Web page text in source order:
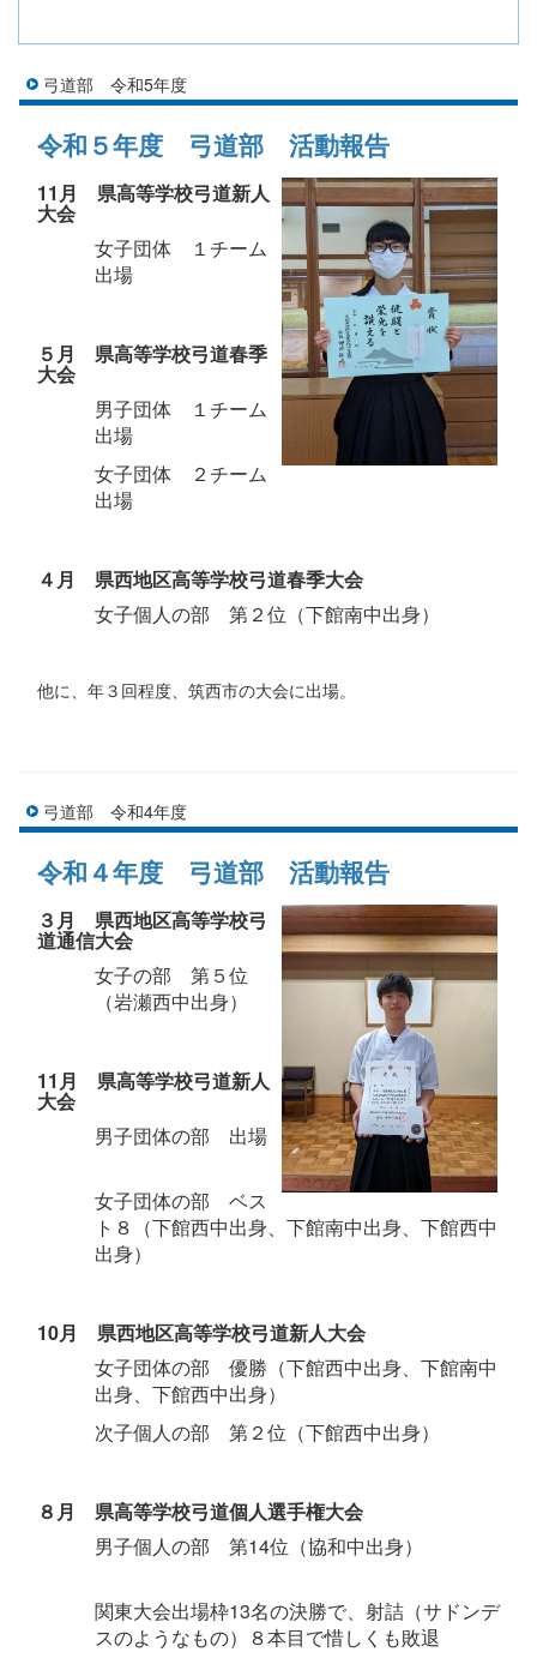
弓道部 令和5年度
令和５年度 弓道部 活動報告
11月 県高等学校弓道新人
大会
女子団体 １チーム
出場
５月 県高等学校弓道春季
大会
男子団体 １チーム
出場
女子団体 ２チーム
出場
４月 県西地区高等学校弓道春季大会
女子個人の部 第２位（下館南中出身）
他に、年３回程度、筑西市の大会に出場。
弓道部 令和4年度
令和４年度 弓道部 活動報告
３月 県西地区高等学校弓
道通信大会
女子の部 第５位
（岩瀬西中出身）
11月 県高等学校弓道新人
大会
男子団体の部 出場
女子団体の部 ベス
ト８（下館西中出身、下館南中出身、下館西中
出身）
10月 県西地区高等学校弓道新人大会
女子団体の部 優勝（下館西中出身、下館南中
出身、下館西中出身）
次子個人の部 第２位（下館西中出身）
８月 県高等学校弓道個人選手権大会
男子個人の部 第14位（協和中出身）
関東大会出場枠13名の決勝で、射詰（サドンデ
スのようなもの）８本目で惜しくも敗退